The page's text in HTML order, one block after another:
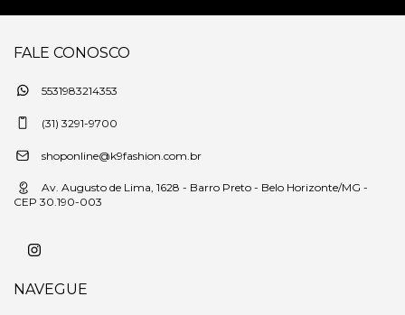
FALE CONOSCO
5531983214353
(31) 3291-9700
shoponline@k9fashion.com.br
Av. Augusto de Lima, 1628 - Barro Preto - Belo Horizonte/MG -
CEP 30.190-003
NAVEGUE